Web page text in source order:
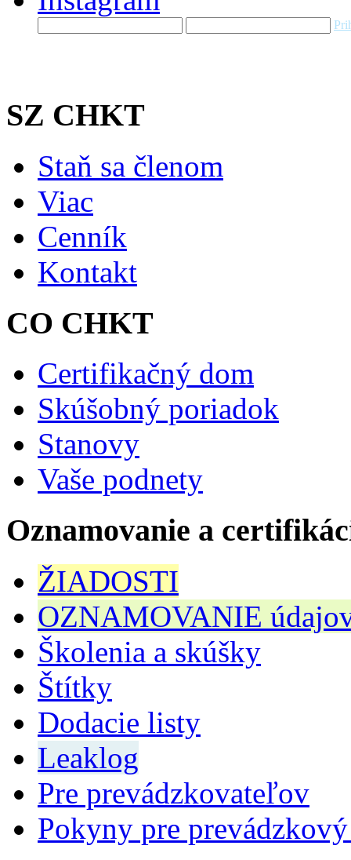
SZ CHKT
Staň sa členom
Viac
Cenník
Kontakt
CO CHKT
Certifikačný dom
Skúšobný poriadok
Stanovy
Vaše podnety
Oznamovanie a
ŽIADOSTI
OZNAMOVANIE
Školenia a skúšky
Štítky
Dodacie listy
Leaklog
Pre prevádzkovateľov
Pokyny pre